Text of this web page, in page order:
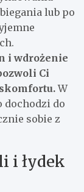
lub po
i wdrożenie
Ci
W
dochodzi do
sobie z
i łydek